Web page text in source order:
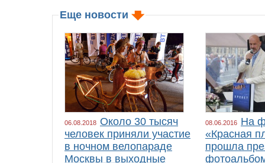
Еще новости
06.08.2018 Около 30 тысяч
человек приняли участие
в ночном велопараде
Москвы в выходные
08.06.2016 На
«Красная
прошла